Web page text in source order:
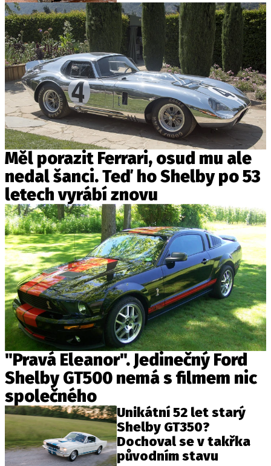
Měl porazit Ferrari, osud mu ale
nedal šanci. Teď ho Shelby po 53
letech vyrábí znovu
"Pravá Eleanor". Jedinečný Ford
Shelby GT500 nemá s filmem nic
společného
Unikátní 52 let starý
Shelby GT350?
Dochoval se v takřka
původním stavu